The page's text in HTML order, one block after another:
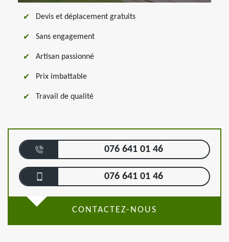
Devis et déplacement gratuits
Sans engagement
Artisan passionné
Prix imbattable
Travail de qualité
076 641 01 46
076 641 01 46
CONTACTEZ-NOUS